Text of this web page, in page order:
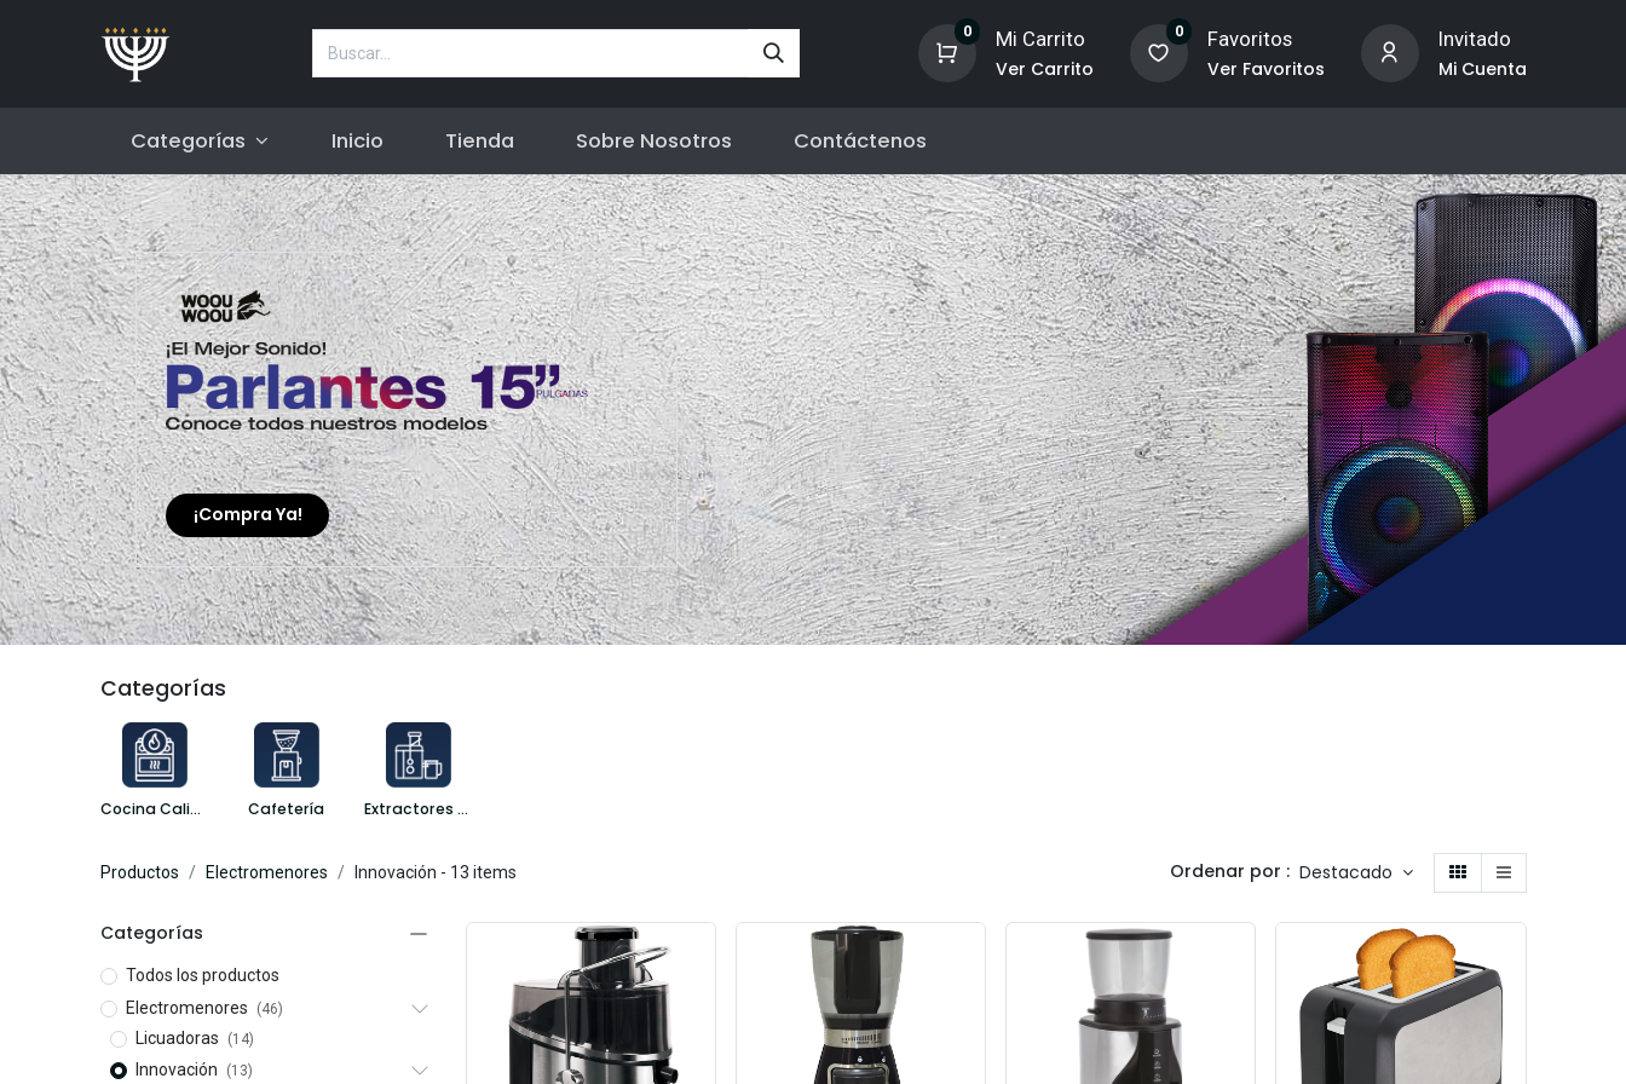
0 Mi Carrito
Ver Carrito
0 Favoritos
Ver Favoritos
Invitado
Mi Cuenta
Categorías Inicio Tienda Sobre Nosotros Contáctenos
¡Compra Ya!
Categorías
Cocina Caliente Cafetería Extractores y Procesadores
Productos Electromenores Innovación - 13 items Ordenar por : Destacado
Categorías
Todos los productos
Electromenores
(46)
Licuadoras (14)
Innovación (13)